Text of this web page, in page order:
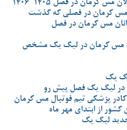
کرمان در فصل 1405-1406
مس کرمان در فصلی که گذشت
مس کرمان در فصل
مس کرمان در لیگ یک مشخص
یک
در لیگ یک فصل پیش رو
کادر پزشکی تیم فوتبال مس کرمان
از ابتدای مهر ماه
جدید لیگ یک